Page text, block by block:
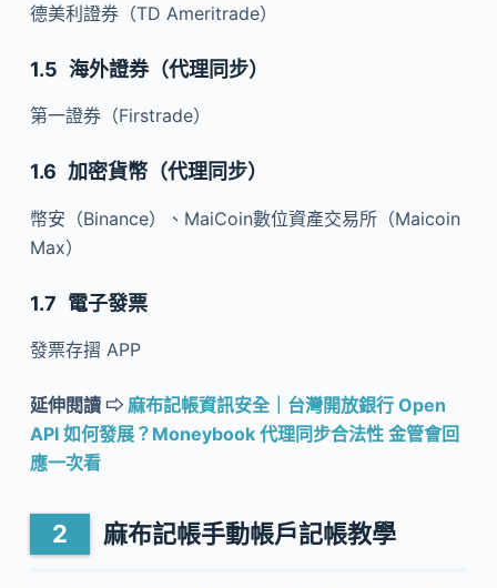
德美利證券（TD Ameritrade）
海外證券（代理同步）
第一證券（Firstrade）
加密貨幣（代理同步）
幣安（Binance）、MaiCoin數位資產交易所（Maicoin
Max）
電子發票
發票存摺 APP
延伸閱讀 ⇨ 麻布記帳資訊安全｜台灣開放銀行 Open
API 如何發展？Moneybook 代理同步合法性 金管會回
應一次看
麻布記帳手動帳戶記帳教學